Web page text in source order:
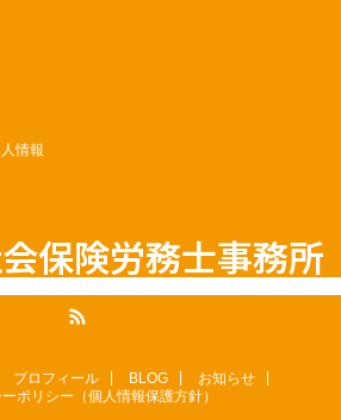
情報
保険労務士事務所
プロフィール BLOG
お知らせ
ポリシー（個人情報保護方針）